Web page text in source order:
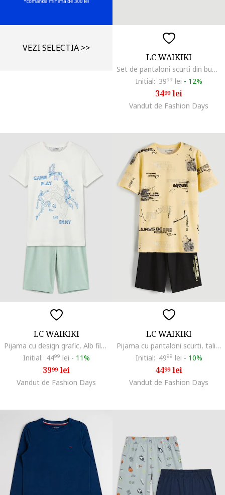
VEZI SELECTIA >>
LC WAIKIKI
Set de pantaloni scurti din bumbac cu imprimeu grafic discret - 2 piese, Albastru royal/Albastru petrol
Initial: 3999 lei - 12%
3499lei
Vandut de Fashion Days
LC WAIKIKI
Pijama cu design grafic, Alb fildes/Verde pastel
Initial: 4499 lei - 11%
3999lei
Vandut de Fashion Days
LC WAIKIKI
Pijama cu pantaloni scurti, talie elastica si model, Negru/Portocaliu pastel
Initial: 4999 lei - 10%
4499lei
Vandut de Fashion Days